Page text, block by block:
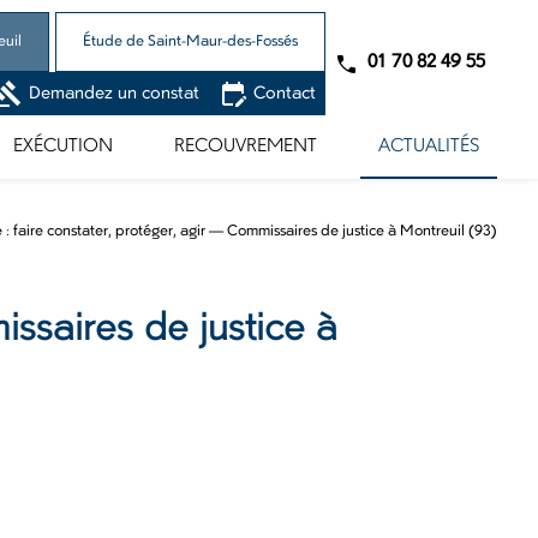
Étude de Saint-Maur-des-Fossés
Demandez un constat edit_calendar Contact
01 70 82 49 55
EXÉCUTION RECOUVREMENT ACTUALITÉS
: faire constater, protéger, agir — Commissaires de justice à Montreuil (93)
de justice à